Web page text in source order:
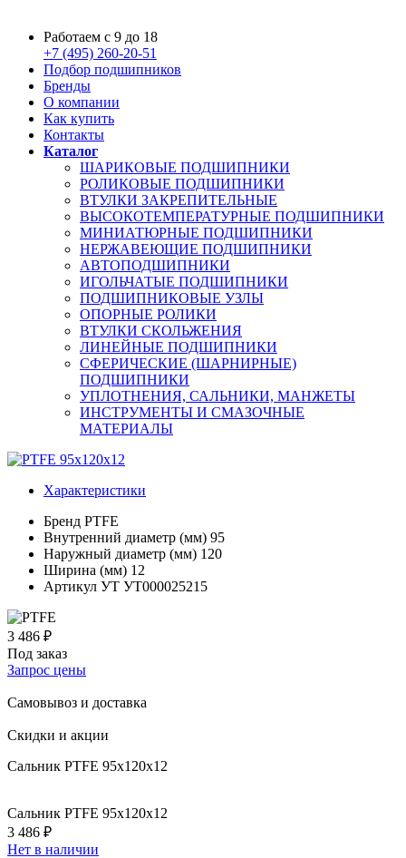
Работаем с 9 до 18
+7 (495) 260-20-51
Подбор подшипников
Бренды
О компании
Как купить
Контакты
Каталог
ШАРИКОВЫЕ ПОДШИПНИКИ
РОЛИКОВЫЕ ПОДШИПНИКИ
ВТУЛКИ ЗАКРЕПИТЕЛЬНЫЕ
ВЫСОКОТЕМПЕРАТУРНЫЕ ПОДШИПНИКИ
МИНИАТЮРНЫЕ ПОДШИПНИКИ
НЕРЖАВЕЮЩИЕ ПОДШИПНИКИ
АВТОПОДШИПНИКИ
ИГОЛЬЧАТЫЕ ПОДШИПНИКИ
ПОДШИПНИКОВЫЕ УЗЛЫ
ОПОРНЫЕ РОЛИКИ
ВТУЛКИ СКОЛЬЖЕНИЯ
ЛИНЕЙНЫЕ ПОДШИПНИКИ
СФЕРИЧЕСКИЕ (ШАРНИРНЫЕ)
ПОДШИПНИКИ
УПЛОТНЕНИЯ, САЛЬНИКИ, МАНЖЕТЫ
ИНСТРУМЕНТЫ И СМАЗОЧНЫЕ
МАТЕРИАЛЫ
Характеристики
Бренд PTFE
Внутренний диаметр (мм) 95
Наружный диаметр (мм) 120
Ширина (мм) 12
Артикул УТ УТ000025215
3 486 ₽
Под заказ
Запрос цены
Самовывоз и доставка
Скидки и акции
Сальник PTFE 95x120x12
Сальник PTFE 95x120x12
3 486 ₽
Нет в наличии